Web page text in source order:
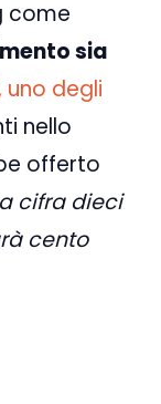
come
sia
uno degli
nello
offerto
cifra dieci
cento